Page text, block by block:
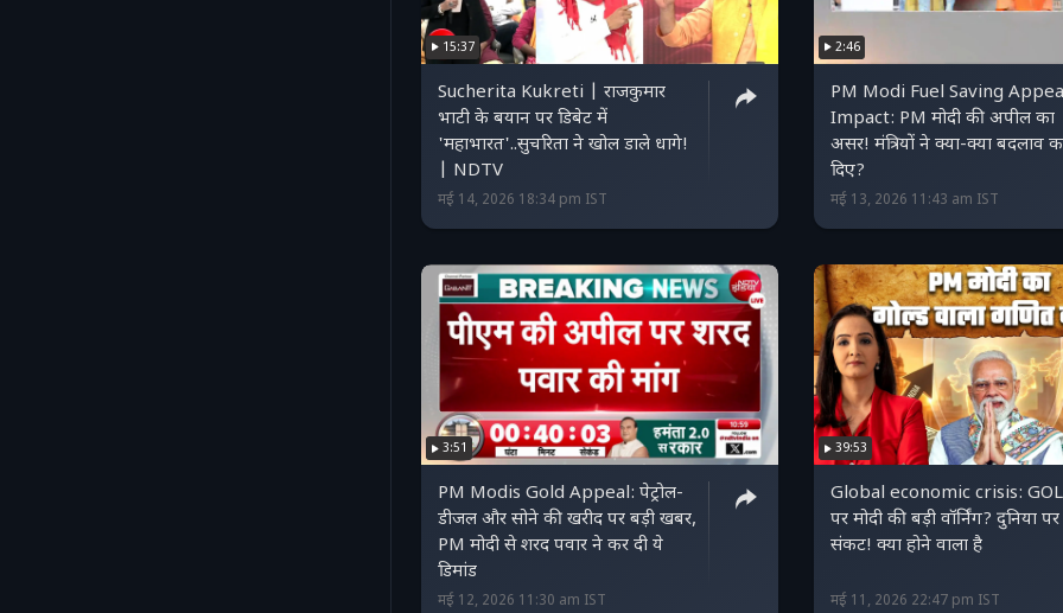
15:37
Sucherita Kukreti | राजकुमार
भाटी के बयान पर डिबेट में
'महाभारत'..सुचरिता ने खोल डाले धागे!
| NDTV
मई 14, 2026 18:34 pm IST
2:46
PM Modi Fuel Saving
Impact: PM मोदी की अपील का
असर! मंत्रियों ने क्या-क्या बदलाव
दिए?
मई 13, 2026 11:43 am IST
3:51
PM Modis Gold Appeal: पेट्रोल-
डीजल और सोने की खरीद पर बड़ी खबर,
PM मोदी से शरद पवार ने कर दी ये
डिमांड
मई 12, 2026 11:30 am IST
39:53
Global economic crisis:
पर मोदी की बड़ी वॉर्निंग? दुनिया पर
संकट! क्या होने वाला है
मई 11, 2026 22:47 pm IST